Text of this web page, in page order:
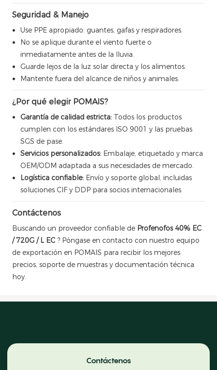
Seguridad & Manejo
Use PPE apropiado: guantes, gafas y respiradores.
No se aplique durante el viento fuerte o
inmediatamente antes de la lluvia.
Guarde lejos de la luz solar directa y los alimentos.
Mantente fuera del alcance de niños y animales.
¿Por qué elegir POMAIS?
Garantía de calidad estricta: Todos los productos
cumplen con los estándares ISO 9001 y las pruebas
SGS de pase.
Servicios personalizados: Embalaje, etiquetado y marca
OEM/ODM adaptada a sus necesidades de mercado.
Logística confiable: Envío y soporte global, incluidas
soluciones CIF y DDP para socios internacionales.
Contáctenos
Buscando un proveedor confiable de Profenofos 40% EC
/ 720G / L EC ? Póngase en contacto con nuestro equipo
de exportación en POMAIS para recibir los mejores
precios, soporte de muestras y documentación técnica
hoy.
Contáctenos